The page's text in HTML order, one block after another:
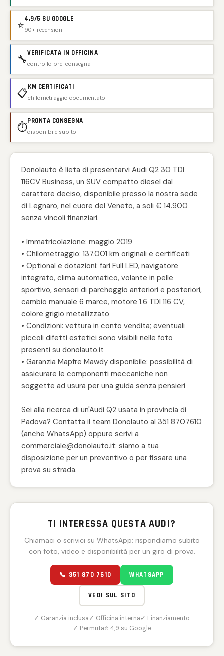
⭐4,9/5 SU GOOGLE
90+ recensioni
🔧VERIFICATA IN OFFICINA
controllo pre-consegna
📋KM CERTIFICATI
chilometraggio documentato
⏱️PRONTA CONSEGNA
disponibile subito
Donolauto è lieta di presentarvi Audi Q2 30 TDI
116CV Business, un SUV compatto diesel dal
carattere deciso, disponibile presso la nostra sede
di Legnaro, nel cuore del Veneto, a soli € 14.900
senza vincoli finanziari.
• Immatricolazione: maggio 2019
• Chilometraggio: 137.001 km originali e certificati
• Optional e dotazioni: fari Full LED, navigatore
integrato, clima automatico, volante in pelle
sportivo, sensori di parcheggio anteriori e posteriori,
cambio manuale 6 marce, motore 1.6 TDI 116 CV,
colore grigio metallizzato
• Condizioni: vettura in conto vendita; eventuali
piccoli difetti estetici sono visibili nelle foto
presenti su donolauto.it
• Garanzia Mapfre Mawdy disponibile: possibilità di
assicurare le componenti meccaniche non
soggette ad usura per una guida senza pensieri
Sei alla ricerca di un'Audi Q2 usata in provincia di
Padova? Contatta il team Donolauto al 351 8707610
(anche WhatsApp) oppure scrivi a
commerciale@donolauto.it: siamo a tua
disposizione per un preventivo o per fissare una
prova su strada.
TI INTERESSA QUESTA AUDI?
Chiamaci o scrivici su WhatsApp: rispondiamo subito
con foto, video e disponibilità per un giro di prova.
📞 351 870 7610 WHATSAPP
VEDI SUL SITO
✓ Garanzia inclusa✓ Officina interna✓ Finanziamento
✓ Permuta⭐ 4,9 su Google